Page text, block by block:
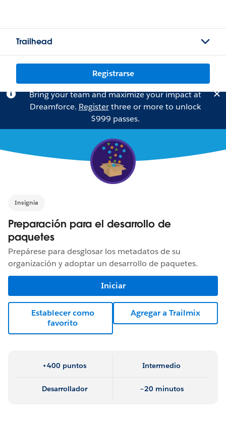
Trailhead
Registrarse
Bring your team and maximize your impact at
Dreamforce. Registerthree or more to unlock
$999 passes.
Insignia
Preparación para el desarrollo de
paquetes
Prepárese para desglosar los metadatos de su
organización y adoptar un desarrollo de paquetes.
Iniciar
Establecer como
favorito
Agregar a Trailmix
+400 puntos Intermedio
Desarrollador ~20 minutos